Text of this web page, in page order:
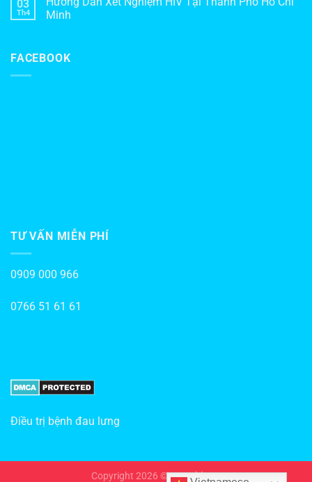
03
Th4
Minh
FACEBOOK
TƯ VẤN MIỄN PHÍ
0909 000 966
0766 51 61 61
Điều trị bệnh đau lưng
Copyright 2026 ©Hotrohiv.vn